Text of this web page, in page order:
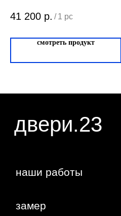
41 200 р. / 1 pc
смотреть продукт
г. Краснодар,
Политика
конфиденциальности
Сайт сделан студией"Рыба под
характер и ни при каких условиях не является
публичной офертой, определяемой положениями
даете согласие на обработку ваших
персональных данных.